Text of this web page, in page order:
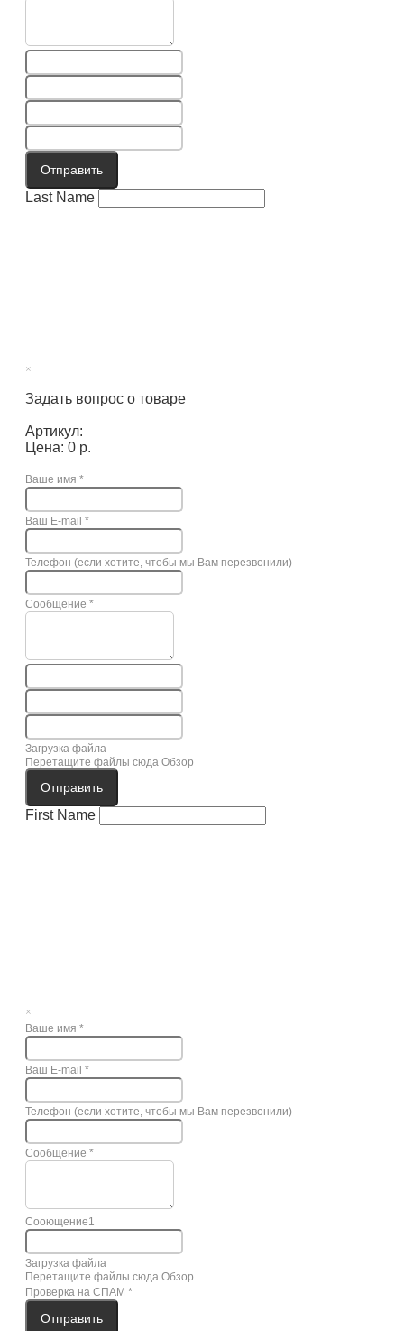
Отправить
Last Name
×
Задать вопрос о товаре
Артикул:
Цена: 0 р.
Ваше имя *
Ваш E-mail *
Телефон (если хотите, чтобы мы Вам перезвонили)
Сообщение *
Загрузка файла
Перетащите файлы сюда Обзор
Отправить
First Name
×
Ваше имя *
Ваш E-mail *
Телефон (если хотите, чтобы мы Вам перезвонили)
Сообщение *
Сооющение1
Загрузка файла
Перетащите файлы сюда Обзор
Проверка на СПАМ *
Отправить